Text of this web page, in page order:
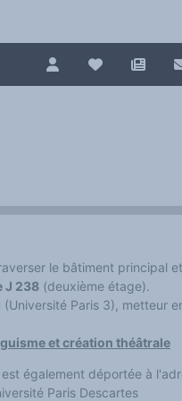
Les Assises
le bâtiment principal
J 238 (deuxième étage).
(Université Paris 3), metteur
et création théâtrale
également déportée à
Paris Descartes